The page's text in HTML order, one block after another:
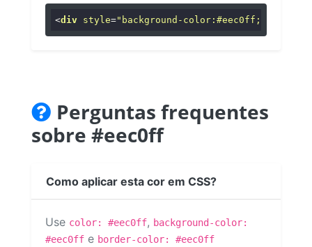
<div style="background-color:#eec0ff;"
Perguntas frequentes
sobre #eec0ff
Como aplicar esta cor em CSS?
Use color: #eec0ff, background-color:
#eec0ff e border-color: #eec0ff